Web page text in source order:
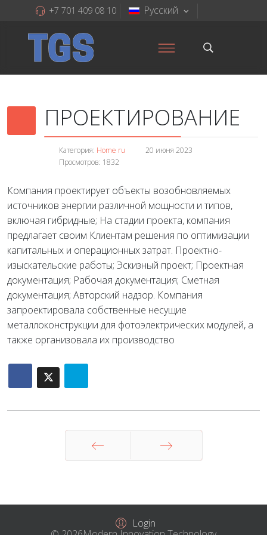
Русский
+7 701 409 08 10
ПРОЕКТИРОВАНИЕ
Категория: Home ru
20 июня 2023
Просмотров: 1832
Компания проектирует объекты возобновляемых
источников энергии различной мощности и типов,
включая гибридные; На стадии проекта, компания
предлагает своим Клиентам решения по оптимизации
капитальных и операционных затрат. Проектно-
изыскательские работы; Эскизный проект; Проектная
документация; Рабочая документация; Сметная
документация; Авторский надзор. Компания
запроектировала собственные несущие
металлоконструкции для фотоэлектрических модулей, а
также организовала их производство
Login